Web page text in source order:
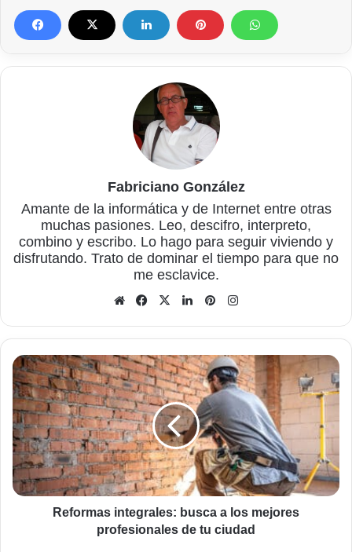
Fabriciano González
Amante de la informática y de Internet entre otras
muchas pasiones. Leo, descifro, interpreto,
combino y escribo. Lo hago para seguir viviendo y
disfrutando. Trato de dominar el tiempo para que no
me esclavice.
Sitio
Facebook
X LinkedInPinterest
Reformas
integrales:
busca
a
los
mejores
profesionales
de
tu
Reformas integrales: busca a los mejores
profesionales de tu ciudad